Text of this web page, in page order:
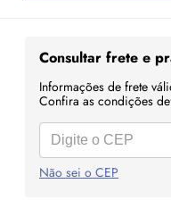
Consultar frete e
Informações de frete
Confira as condições
Não sei o CEP